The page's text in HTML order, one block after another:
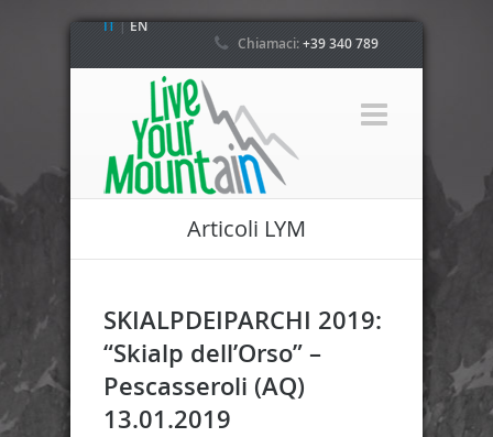
IT|EN
Chiamaci:+39 340 789
Articoli LYM
SKIALPDEIPARCHI 2019:
“Skialp dell’Orso” –
Pescasseroli (AQ)
13.01.2019